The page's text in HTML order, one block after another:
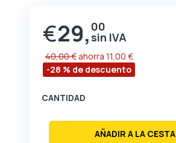
Precio
especial
€29, 00
-28 % de descuento
40,00 €ahorra 11,00 €
CANTIDAD
AÑADIR A LA CESTA
imágenes